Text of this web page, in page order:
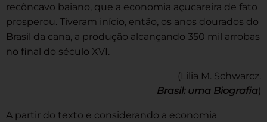
recôncavo baiano, que a economia açucareira de fato
prosperou. Tiveram início, então, os anos dourados do
Brasil da cana, a produção alcançando 350 mil arrobas
no final do século XVI.
(Lilia M. Schwarcz.
Brasil: uma Biografia)
A partir do texto e considerando a economia